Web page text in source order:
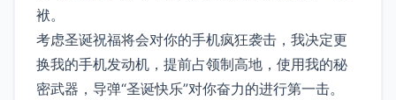
袱。
考虑圣诞祝福将会对你的手机疯狂袭击，我决定更
换我的手机发动机，提前占领制高地，使用我的秘
密武器，导弹“圣诞快乐”对你奋力的进行第一击。